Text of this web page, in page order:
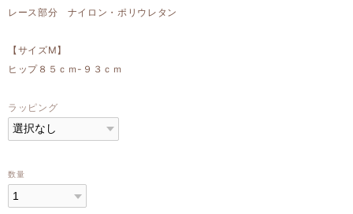
レース部分 ナイロン・ポリウレタン
【サイズM】
ヒップ８５ｃｍ-９３ｃｍ
ラッピング
数量